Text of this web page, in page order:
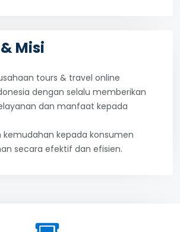
Misi
tours & travel online
dengan selalu memberikan
dan manfaat kepada
kemudahan kepada konsumen
secara efektif dan efisien.